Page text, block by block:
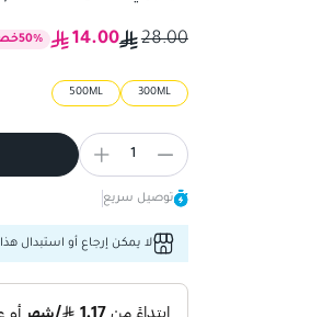
28.00
14.00
50%
300ML
500ML
1
توصيل سريع
لا يمكن إرجاع أو استبدال هذا